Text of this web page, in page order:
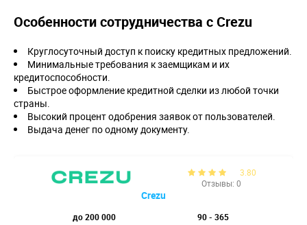
Особенности сотрудничества с Crezu
Круглосуточный доступ к поиску кредитных предложений.
Минимальные требования к заемщикам и их
кредитоспособности.
Быстрое оформление кредитной сделки из любой точки
страны.
Высокий процент одобрения заявок от пользователей.
Выдача денег по одному документу.
3.80
Отзывы: 0
Crezu
до 200 000
90 - 365